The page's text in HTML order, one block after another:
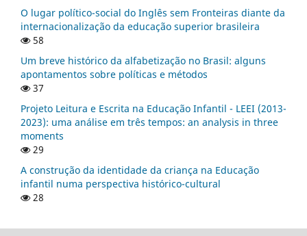
O lugar político-social do Inglês sem Fronteiras diante da
internacionalização da educação superior brasileira
58
Um breve histórico da alfabetização no Brasil: alguns
apontamentos sobre políticas e métodos
37
Projeto Leitura e Escrita na Educação Infantil - LEEI (2013-
2023): uma análise em três tempos: an analysis in three
moments
29
A construção da identidade da criança na Educação
infantil numa perspectiva histórico-cultural
28